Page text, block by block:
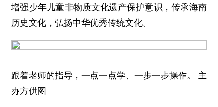
增强少年儿童非物质文化遗产保护意识，传承海南
历史文化，弘扬中华优秀传统文化。
跟着老师的指导，一点一点学、一步一步操作。 主
办方供图